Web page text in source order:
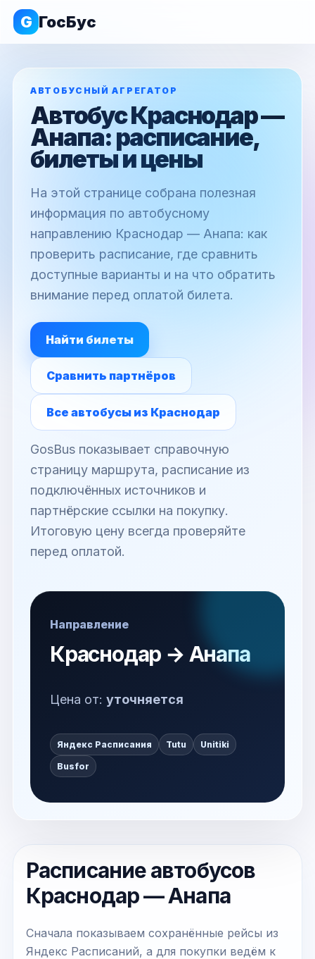
G ГосБус
АВТОБУСНЫЙ АГРЕГАТОР
Автобус Краснодар —
Анапа: расписание,
билеты и цены
На этой странице собрана полезная
информация по автобусному
направлению Краснодар — Анапа: как
проверить расписание, где сравнить
доступные варианты и на что обратить
внимание перед оплатой билета.
Найти билеты
Сравнить партнёров
Все автобусы из Краснодар
GosBus показывает справочную
страницу маршрута, расписание из
подключённых источников и
партнёрские ссылки на покупку.
Итоговую цену всегда проверяйте
перед оплатой.
Направление
Краснодар → Анапа
Цена от: уточняется
Яндекс Расписания Tutu Unitiki
Busfor
Расписание автобусов
Краснодар — Анапа
Сначала показываем сохранённые рейсы из
Яндекс Расписаний, а для покупки ведём к